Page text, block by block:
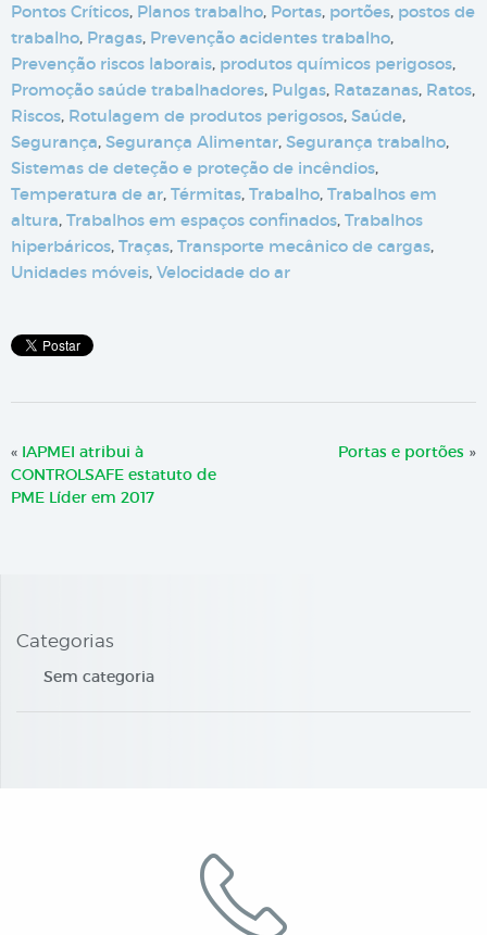
Pontos Críticos, Planos trabalho, Portas, portões, postos de
trabalho, Pragas, Prevenção acidentes trabalho,
Prevenção riscos laborais, produtos químicos perigosos,
Promoção saúde trabalhadores, Pulgas, Ratazanas, Ratos,
Riscos, Rotulagem de produtos perigosos, Saúde,
Segurança, Segurança Alimentar, Segurança trabalho,
Sistemas de deteção e proteção de incêndios,
Temperatura de ar, Térmitas, Trabalho, Trabalhos em
altura, Trabalhos em espaços confinados, Trabalhos
hiperbáricos, Traças, Transporte mecânico de cargas,
Unidades móveis, Velocidade do ar
« IAPMEI atribui à
CONTROLSAFE estatuto de
PME Líder em 2017
Portas e portões »
Categorias
Sem categoria